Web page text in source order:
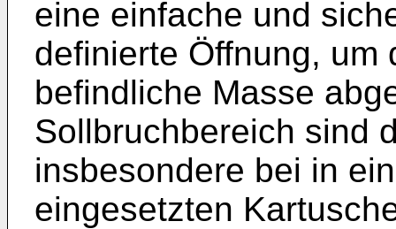
eine einfache und
definierte Öffnung, um
befindliche Masse
Sollbruchbereich sind
insbesondere bei in
eingesetzten